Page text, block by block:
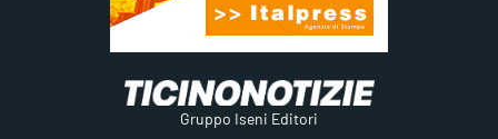
Gruppo Iseni Editori